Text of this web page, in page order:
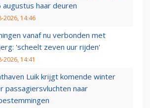
augustus haar deuren
2026, 14:46
vanaf nu verbonden met
'scheelt zeven uur rijden'
2026, 14:41
Luik krijgt komende winter
passagiersvluchten naar